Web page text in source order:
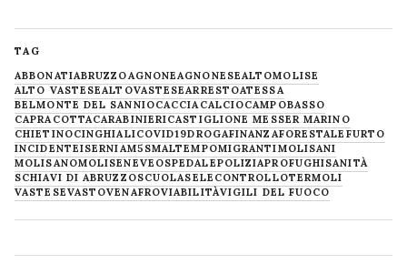
TAG
ABBONATIABRUZZOAGNONEAGNONESEALTOMOLISE
ALTO VASTESEALTOVASTESEARRESTOATESSA
BELMONTE DEL SANNIOCACCIACALCIOCAMPOBASSO
CAPRACOTTACARABINIERICASTIGLIONE MESSER MARINO
CHIETINOCINGHIALICOVID19DROGAFINANZAFORESTALE FURTO
INCIDENTEISERNIAM5SMALTEMPOMIGRANTIMOLISANI
MOLISANOMOLISENEVE OSPEDALEPOLIZIAPROFUGHISANITÀ
SCHIAVI DI ABRUZZOSCUOLASELECONTROLLOTERMOLI
VASTESEVASTOVENAFROVIABILITÀVIGILI DEL FUOCO